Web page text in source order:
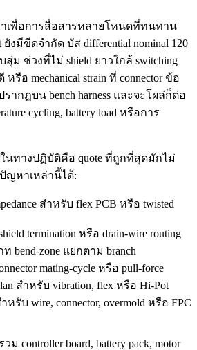
เพื่อการสื่อสารหลายโหนดที่ทนทาน
ยังมีขีดจำกัด บัส differential nominal 120
สุ่ม ช่วงที่ไม่ shield ยาวใกล้ switching
หรือ mechanical strain ที่ connector ข้อ
ากฏบน bench harness และจะโผล่ก็ต่อ
cycling, battery load หรือการ
นทางปฏิบัติคือ quote ที่ถูกที่สุดมักไม่
ญหาเหล่านี้ได้:
สำหรับ flex PCB หรือ twisted
termination หรือ drain-wire routing
bend-zone แยกตาม branch
mating-cycle หรือ pull-force
สำหรับ vibration, flex หรือ Hi-Pot
หรับ wire, connector, overmold หรือ FPC
board, battery pack, motor